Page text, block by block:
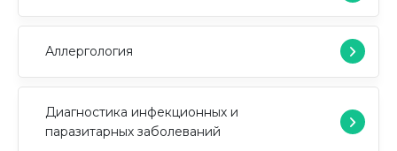
Аллергология
Диагностика инфекционных и
паразитарных заболеваний